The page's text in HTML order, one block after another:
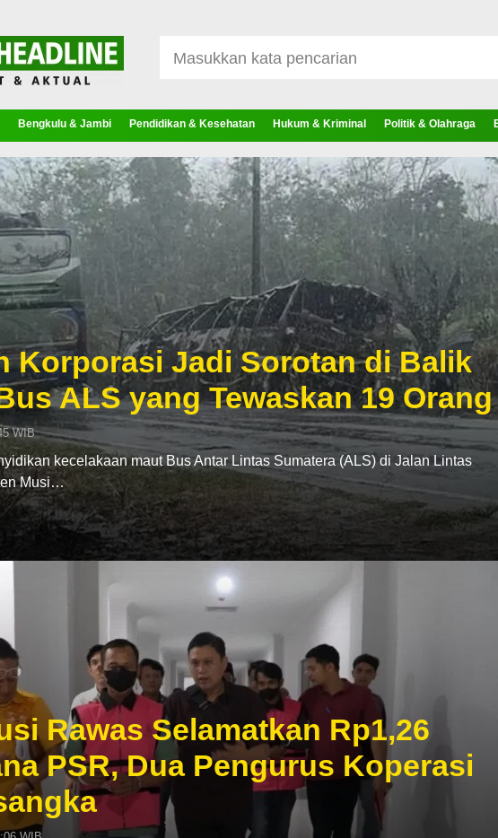
Bengkulu & Jambi Pendidikan & Kesehatan Hukum & Kriminal Politik & Olahraga
Korporasi Jadi Sorotan di Balik
ALS yang Tewaskan 19 Orang
WIB
kecelakaan maut Bus Antar Lintas Sumatera (ALS) di Jalan Lintas
Musi…
Rawas Selamatkan Rp1,26
PSR, Dua Pengurus Koperasi